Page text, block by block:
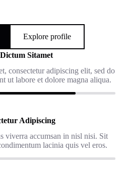
Explore profile
Sitamet
consectetur adipiscing elit, sed do
ut labore et dolore magna aliqua.
Adipiscing
viverra accumsan in nisl nisi. Sit
lacinia quis vel eros.